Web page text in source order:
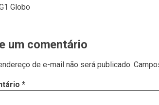
Globo
um comentário
de e-mail não será publicado.
*